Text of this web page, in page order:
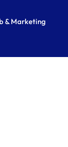
& Marketing